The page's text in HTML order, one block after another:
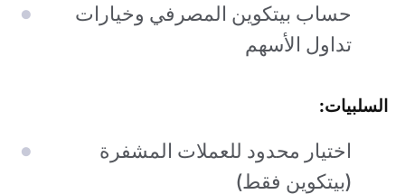
حساب بيتكوين المصرفي وخيارات
تداول الأسهم
السلبيات:
اختيار محدود للعملات المشفرة
(بيتكوين فقط)